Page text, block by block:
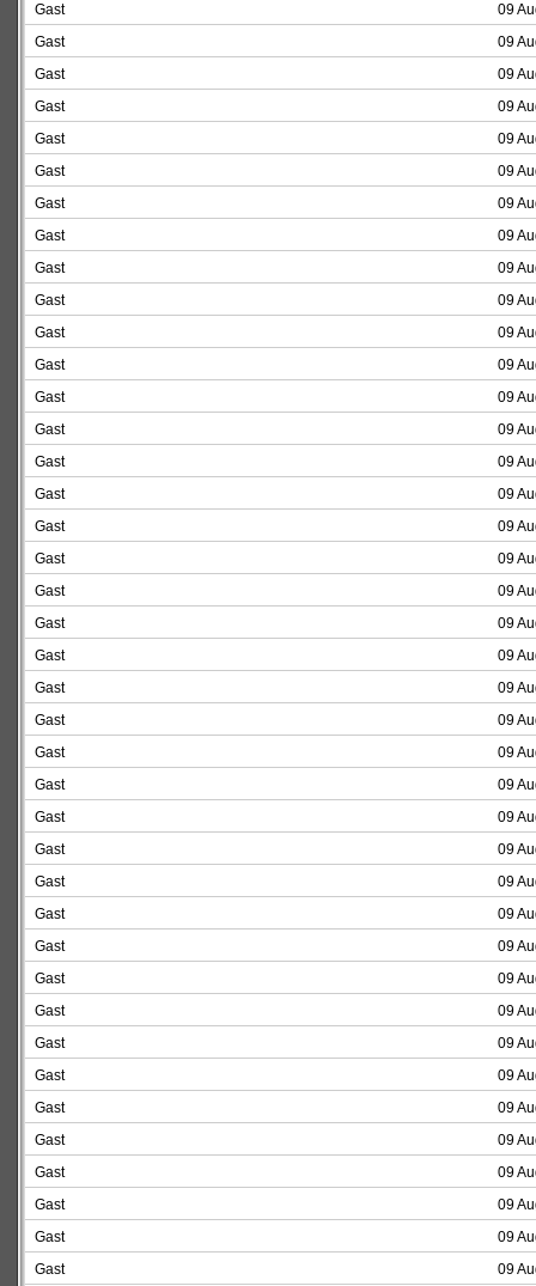
Gast
09
Gast
09
Gast
09
Gast
09
Gast
09
Gast
09
Gast
09
Gast
09
Gast
09
Gast
09
Gast
09
Gast
09
Gast
09
Gast
09
Gast
09
Gast
09
Gast
09
Gast
09
Gast
09
Gast
09
Gast
09
Gast
09
Gast
09
Gast
09
Gast
09
Gast
09
Gast
09
Gast
09
Gast
09
Gast
09
Gast
09
Gast
09
Gast
09
Gast
09
Gast
09
Gast
09
Gast
09
Gast
09
Gast
09
Gast
09